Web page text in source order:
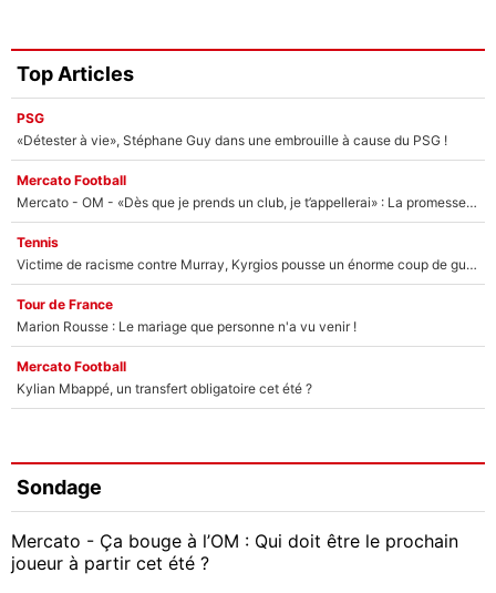
Top Articles
PSG
«Détester à vie», Stéphane Guy dans une embrouille à cause du PSG !
Mercato Football
Mercato - OM - «Dès que je prends un club, je t’appellerai» : La promesse de Marcelino au moment de claquer la porte
Tennis
Victime de racisme contre Murray, Kyrgios pousse un énorme coup de gueule !
Tour de France
Marion Rousse : Le mariage que personne n'a vu venir !
Mercato Football
Kylian Mbappé, un transfert obligatoire cet été ?
Sondage
Mercato - Ça bouge à l’OM : Qui doit être le prochain
joueur à partir cet été ?